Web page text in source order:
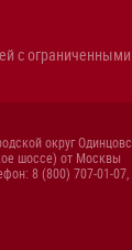
с
округ
шоссе) от Москвы
8 (800) 707-01-07,